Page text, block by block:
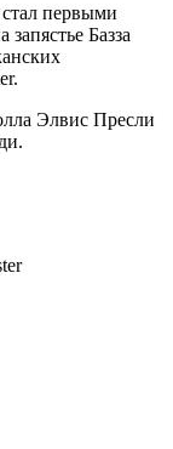
первыми
Базза
Элвис Пресли